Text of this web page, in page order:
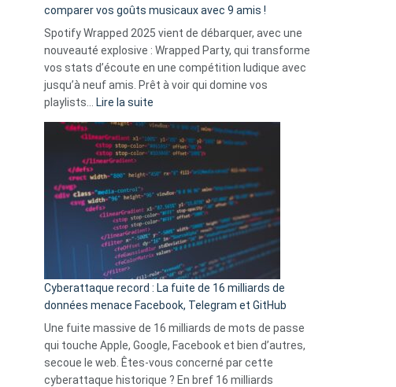
Solly
change
la
vie
sans-
abri
en
3
secondes
comparer vos goûts musicaux avec 9 amis !
Spotify Wrapped 2025 vient de débarquer, avec une
nouveauté explosive : Wrapped Party, qui transforme
vos stats d’écoute en une compétition ludique avec
jusqu’à neuf amis. Prêt à voir qui domine vos
playlists…
Lire la suite
Wrapped
2025
est
:
Le
Wrapped
Party
pour
comparer
vos
goûts
musicaux
avec
9
Cyberattaque record : La fuite de 16 milliards de
données menace Facebook, Telegram et GitHub
Une fuite massive de 16 milliards de mots de passe
qui touche Apple, Google, Facebook et bien d’autres,
secoue le web. Êtes-vous concerné par cette
cyberattaque historique ? En bref 16 milliards